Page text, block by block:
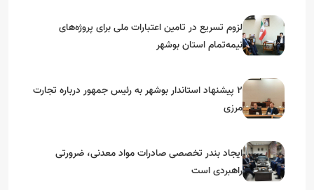
لزوم تسریع در تامین اعتبارات ملی برای پروژه‌های
نیمه‌تمام استان بوشهر
۲ پیشنهاد استاندار بوشهر به رئیس جمهور درباره تجارت
مرزی
ایجاد بندر تخصصی صادرات مواد معدنی، ضرورتی
راهبردی است